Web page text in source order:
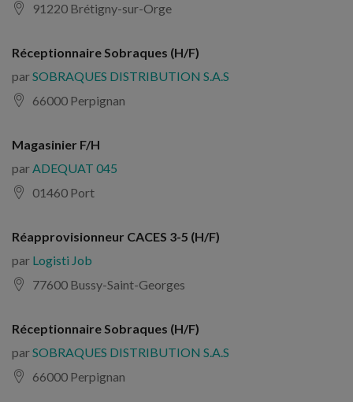
91220 Brétigny-sur-Orge
Réceptionnaire Sobraques (H/F)
parSOBRAQUES DISTRIBUTION S.A.S
66000 Perpignan
Magasinier F/H
parADEQUAT 045
01460 Port
Réapprovisionneur CACES 3-5 (H/F)
par Logisti Job
77600 Bussy-Saint-Georges
Réceptionnaire Sobraques (H/F)
parSOBRAQUES DISTRIBUTION S.A.S
66000 Perpignan